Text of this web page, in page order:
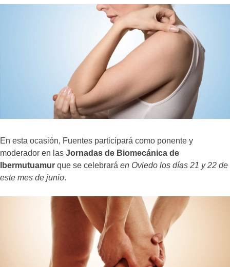
En esta ocasión, Fuentes participará como ponente y
moderador en las Jornadas de Biomecánica de
Ibermutuamur que se celebrará en Oviedo los días 21 y 22 de
este mes de junio.